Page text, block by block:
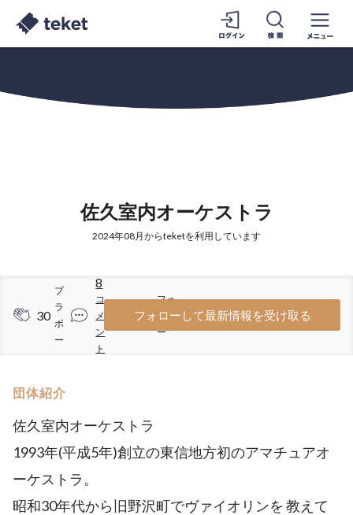
佐久室内オーケストラ
2024年08月からteketを利用しています
30
ブ
ラ
ボ
ー
8
コ
メ
ン
ト
32
フォ
ロワ
ー
フォローして最新情報を受け取る
団体紹介
佐久室内オーケストラ
1993年(平成5年)創立の東信地方初のアマチュアオ
ーケストラ。
昭和30年代から旧野沢町でヴァイオリンを 教えて